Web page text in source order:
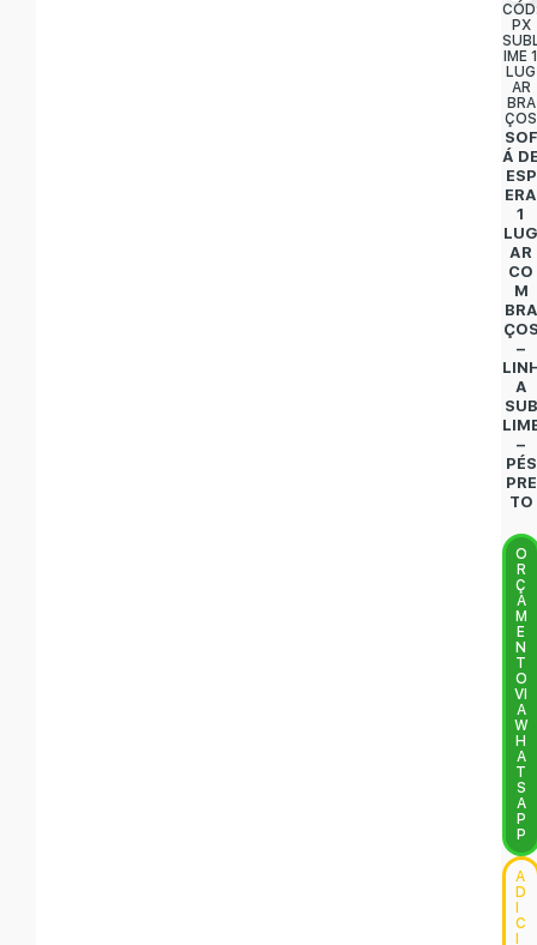
PX
IME
LUG
AR
BRA
ÇOS
SOF
Á
ESP
ERA
1
AR
CO
M
BRA
–
A
SUB
–
PÉS
PRE
TO
O
R
Ç
A
M
E
N
T
O
VI
A
W
H
A
T
S
A
P
P
A
D
C